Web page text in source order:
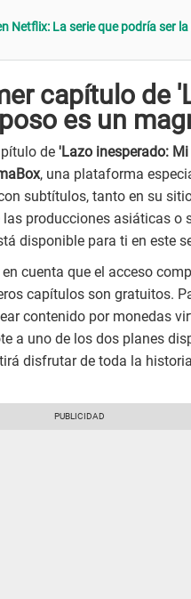
Netflix: La serie que podría ser
capítulo de
es un
de 'Lazo inesperado:
, una plataforma
subtítulos, tanto en su
producciones asiáticas o
disponible para ti en este
cuenta que el acceso
capítulos son gratuitos.
contenido por monedas
a uno de los dos planes
disfrutar de toda la